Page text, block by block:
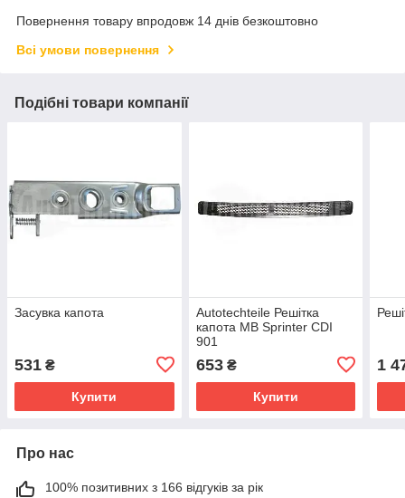
Повернення товару впродовж 14 днів безкоштовно
Всі умови повернення
Подібні товари компанії
Засувка капота
531 ₴
Купити
Autotechteile Решітка
капота MB Sprinter CDI
901
653₴
Купити
1
Про нас
100% позитивних з 166 відгуків за рік